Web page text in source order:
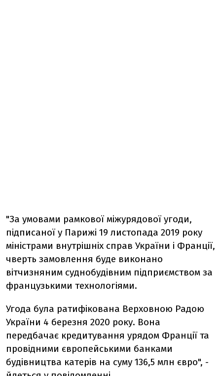
"За умовами рамкової міжурядової угоди,
підписаної у Парижі 19 листопада 2019 року
міністрами внутрішніх справ України і Франції,
чверть замовлення буде виконано
вітчизняним суднобудівним підприємством за
французькими технологіями.
Угода була ратифікована Верховною Радою
України 4 березня 2020 року. Вона
передбачає кредитування урядом Франції та
провідними європейськими банками
будівництва катерів на суму 136,5 млн євро", -